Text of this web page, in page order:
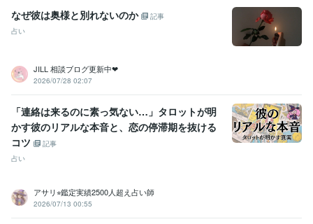
なぜ彼は奥様と別れないのか
記事
占い
JILL 相談ブログ更新中❤︎
2026/07/28 02:07
「連絡は来るのに素っ気ない…」タロットが明
かす彼のリアルな本音と、恋の停滞期を抜ける
コツ
記事
占い
アサリ⭐︎鑑定実績2500人超え占い師
2026/07/13 00:55